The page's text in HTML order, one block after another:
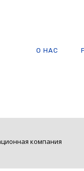
О НАС
компания